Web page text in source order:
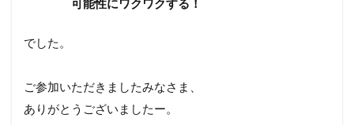
可能性にワクワクする！
でした。
ご参加いただきましたみなさま、
ありがとうございましたー。